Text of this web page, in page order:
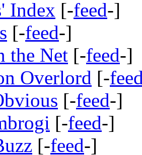
Index [-feed-]
[-feed-]
the Net [-feed-]
Overlord [-
[-feed-]
[-feed-]
[-feed-]